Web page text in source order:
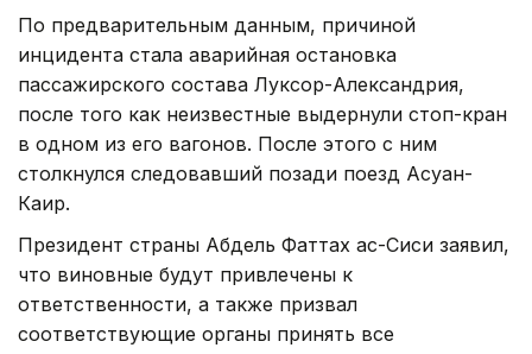
По предварительным данным, причиной
инцидента стала аварийная остановка
пассажирского состава Луксор-Александрия,
после того как неизвестные выдернули стоп-кран
в одном из его вагонов. После этого с ним
столкнулся следовавший позади поезд Асуан-
Каир.
Президент страны Абдель Фаттах ас-Сиси заявил,
что виновные будут привлечены к
ответственности, а также призвал
соответствующие органы принять все